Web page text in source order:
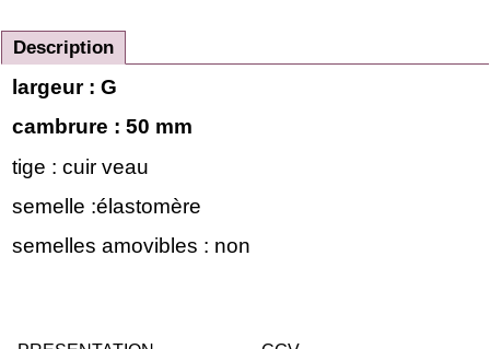
Description
largeur : G
cambrure : 50 mm
tige : cuir veau
semelle :élastomère
semelles amovibles : non